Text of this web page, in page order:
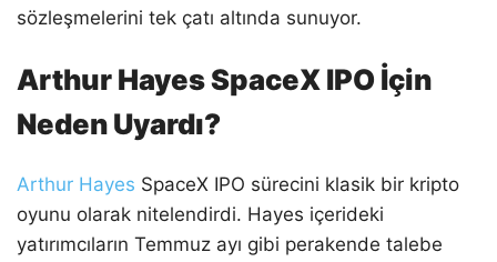
sözleşmelerini tek çatı altında sunuyor.
Arthur Hayes SpaceX IPO İçin
Neden Uyardı?
Arthur Hayes SpaceX IPO sürecini klasik bir kripto
oyunu olarak nitelendirdi. Hayes içerideki
yatırımcıların Temmuz ayı gibi perakende talebe